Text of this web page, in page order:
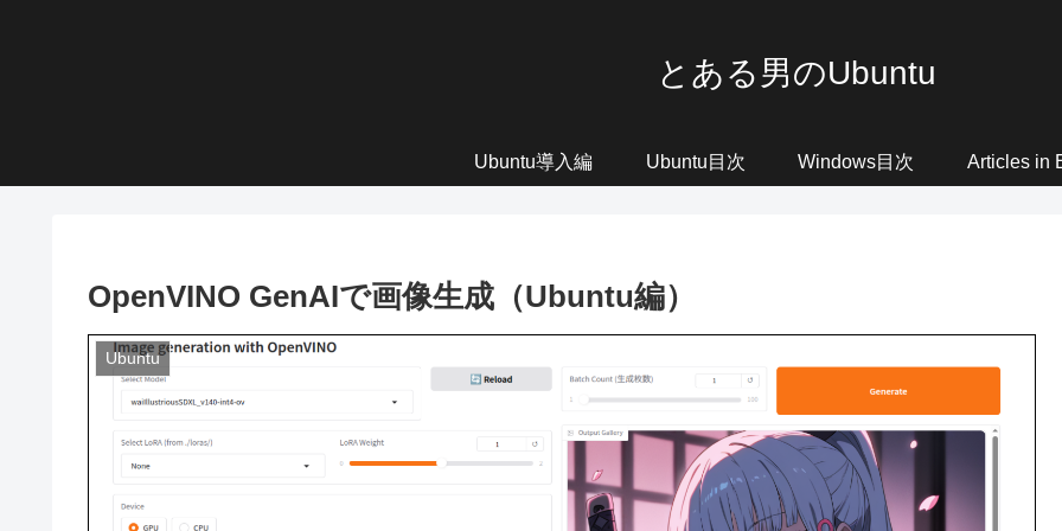
とある男のUbuntu
Ubuntu導入編 Ubuntu目次 Windows目次 Articles in
OpenVINO GenAIで画像生成（Ubuntu編）
Ubuntu